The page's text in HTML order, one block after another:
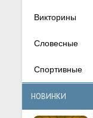
Викторины
Словесные
Спортивные
НОВИНКИ